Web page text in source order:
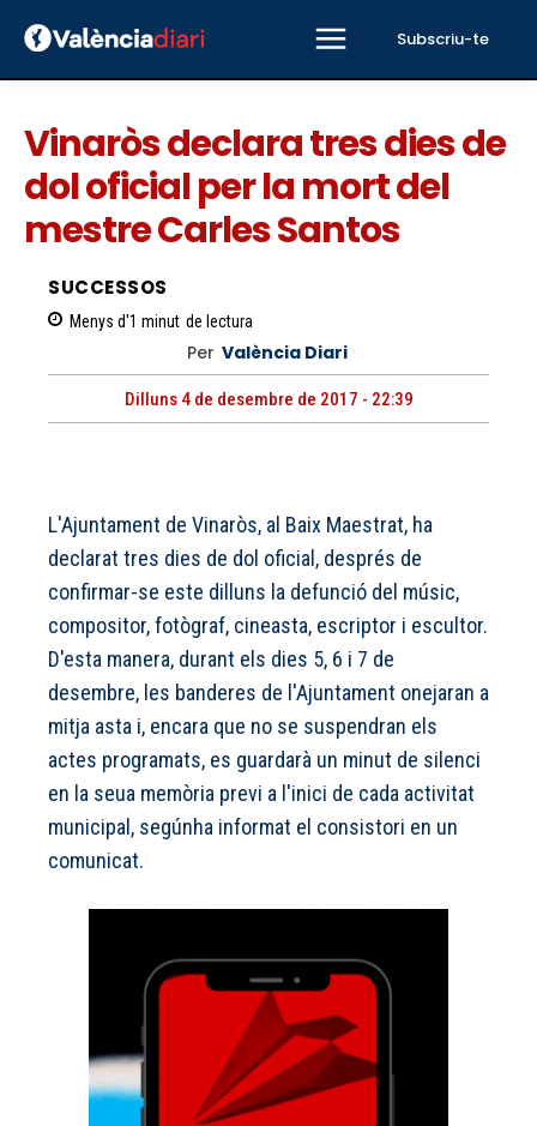
Subscriu-te
Vinaròs declara tres dies de
dol oficial per la mort del
mestre Carles Santos
SUCCESSOS
Menys d'1 minut de lectura
Per València Diari
Dilluns 4 de desembre de 2017 - 22:39
L'Ajuntament de Vinaròs, al Baix Maestrat, ha
declarat tres dies de dol oficial, després de
confirmar-se este dilluns la defunció del músic,
compositor, fotògraf, cineasta, escriptor i escultor.
D'esta manera, durant els dies 5, 6 i 7 de
desembre, les banderes de l'Ajuntament onejaran a
mitja asta i, encara que no se suspendran els
actes programats, es guardarà un minut de silenci
en la seua memòria previ a l'inici de cada activitat
municipal, segúnha informat el consistori en un
comunicat.